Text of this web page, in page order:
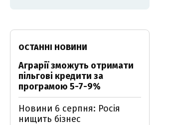
ОСТАННІ НОВИНИ
Аграрії зможуть отримати
пільгові кредити за
програмою 5-7-9%
Новини 6 серпня: Росія
нищить бізнес